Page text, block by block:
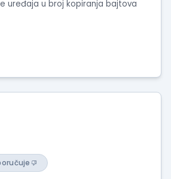
uređaja u broj kopiranja bajtova